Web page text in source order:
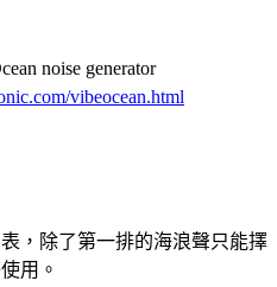
noise generator
vibeocean.html
，除了第一排的海浪聲只能擇
用。